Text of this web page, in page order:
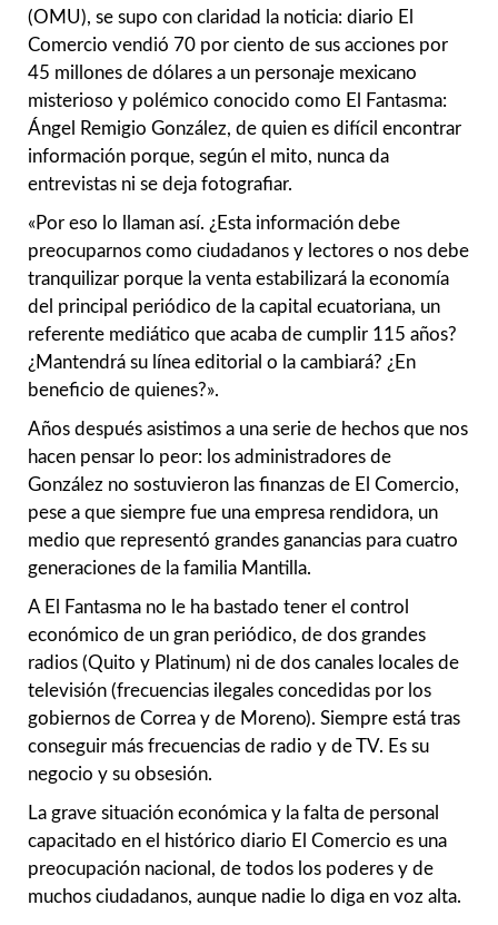
(OMU), se supo con claridad la noticia: diario El
Comercio vendió 70 por ciento de sus acciones por
45 millones de dólares a un personaje mexicano
misterioso y polémico conocido como El Fantasma:
Ángel Remigio González, de quien es difícil encontrar
información porque, según el mito, nunca da
entrevistas ni se deja fotografiar.
«Por eso lo llaman así. ¿Esta información debe
preocuparnos como ciudadanos y lectores o nos debe
tranquilizar porque la venta estabilizará la economía
del principal periódico de la capital ecuatoriana, un
referente mediático que acaba de cumplir 115 años?
¿Mantendrá su línea editorial o la cambiará? ¿En
beneficio de quienes?».
Años después asistimos a una serie de hechos que nos
hacen pensar lo peor: los administradores de
González no sostuvieron las finanzas de El Comercio,
pese a que siempre fue una empresa rendidora, un
medio que representó grandes ganancias para cuatro
generaciones de la familia Mantilla.
A El Fantasma no le ha bastado tener el control
económico de un gran periódico, de dos grandes
radios (Quito y Platinum) ni de dos canales locales de
televisión (frecuencias ilegales concedidas por los
gobiernos de Correa y de Moreno). Siempre está tras
conseguir más frecuencias de radio y de TV. Es su
negocio y su obsesión.
La grave situación económica y la falta de personal
capacitado en el histórico diario El Comercio es una
preocupación nacional, de todos los poderes y de
muchos ciudadanos, aunque nadie lo diga en voz alta.